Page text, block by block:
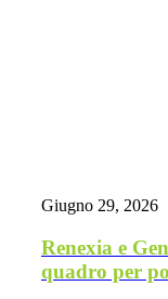
Giugno 29, 2026
Renexia e
quadro per